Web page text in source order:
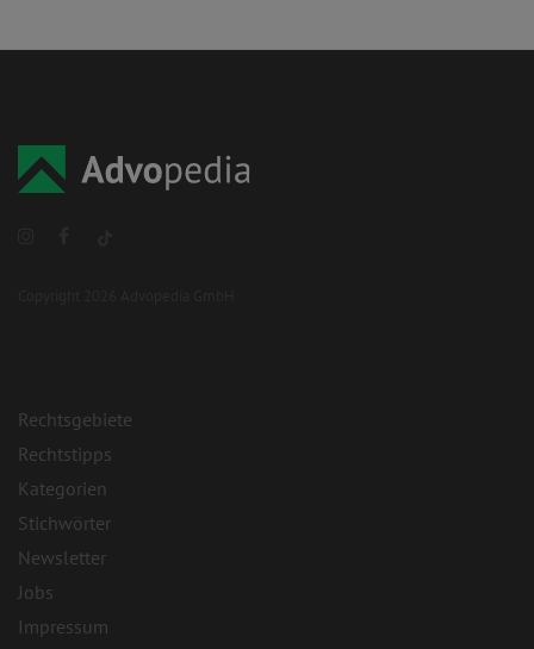
Rechtsgebiete
Rechtstipps
Kategorien
Stichwörter
Newsletter
Jobs
Impressum